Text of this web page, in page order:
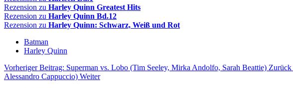
Rezension zu Harley Quinn Greatest Hits
Rezension zu Harley Quinn Bd.12
Rezension zu Harley Quinn: Schwarz, Weiß und Rot
Batman
Harley Quinn
Vorheriger Beitrag: Superman vs. Lobo (Tim Seeley, Mirka Andolfo, Sarah Beattie) Zurück
Alessandro Cappuccio) Weiter